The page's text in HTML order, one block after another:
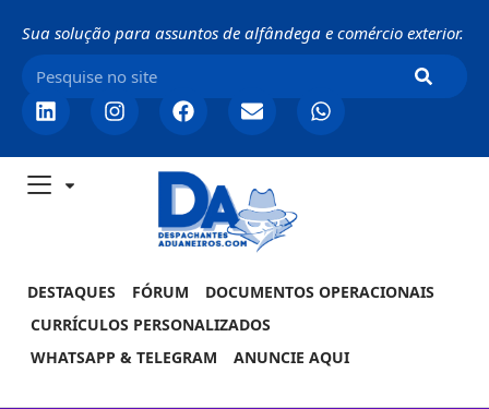
Sua solução para assuntos de alfândega e comércio exterior.
DESTAQUES FÓRUM
DOCUMENTOS OPERACIONAIS
CURRÍCULOS PERSONALIZADOS
WHATSAPP & TELEGRAM
ANUNCIE AQUI